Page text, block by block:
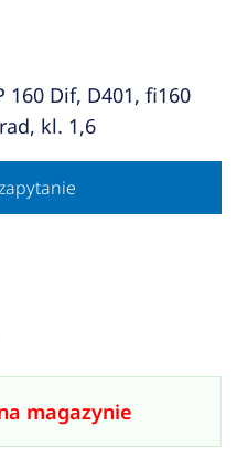
160 Dif, D401, fi160
kl. 1,6
magazynie